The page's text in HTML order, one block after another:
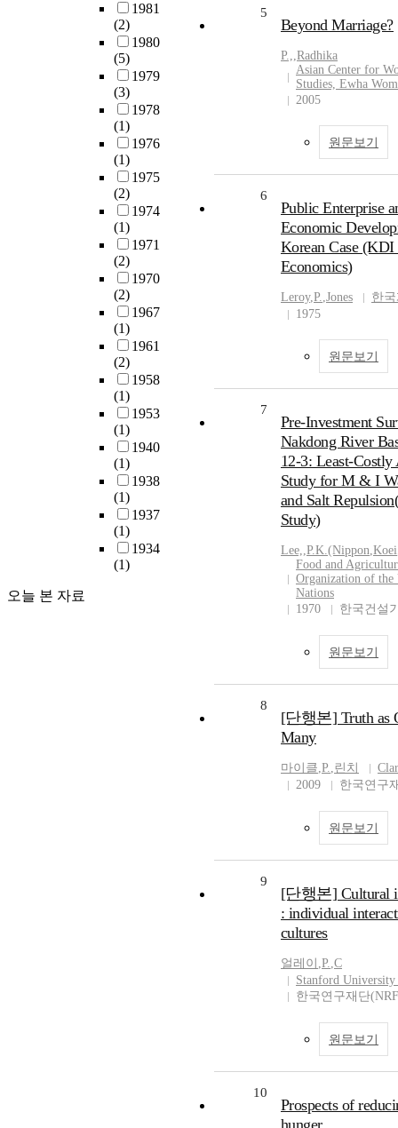
1981
(2)
1980
(5)
1979
(3)
1978
(1)
1976
(1)
1975
(2)
1974
(1)
1971
(2)
1970
(2)
1967
(1)
1961
(2)
1958
(1)
1953
(1)
1940
(1)
1938
(1)
1937
(1)
1934
(1)
오늘 본 자료
5
Beyond Marriage?
P.,,Radhika
Asian Center for
Studies, Ewha
2005
원문보기
6
Public Enterprise
Economic
Korean Case (KDI
Economics)
Leroy,P.,Jones
한
1975
원문보기
7
Pre-Investment
Nakdong River
12-3: Least-
Study for M & I
and Salt
Study)
Lee,,P.K.(Nippon,Koei
Food and
Organization of the
Nations
1970
한국건설
원문보기
8
[단행본] Truth as
Many
마이클,P.,린치
2009
한국연구
원문보기
9
[단행본] Cultural
: individual
cultures
얼레이 ,P.,C
Stanford University
한국연구재단
원문보기
10
Prospects of